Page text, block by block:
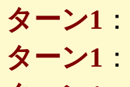
ターン1 ：
ターン1 ：